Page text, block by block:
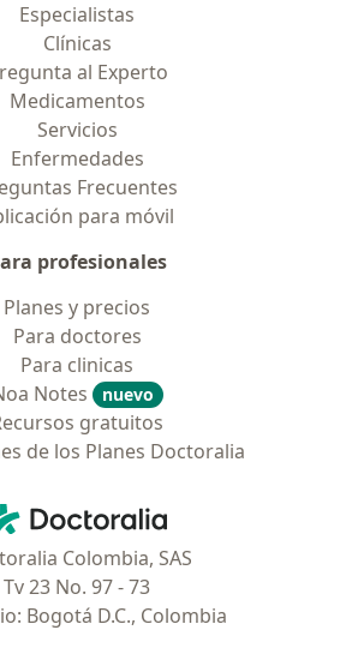
Especialistas
Clínicas
al Experto
Medicamentos
Servicios
Enfermedades
Frecuentes
para móvil
profesionales
Planes y precios
Para doctores
Para clinicas
Notes
nuevo
gratuitos
de los Planes Doctoralia
Doctoralia - Página de inicio
Colombia, SAS
Tv 23 No. 97 - 73
Bogotá D.C., Colombia